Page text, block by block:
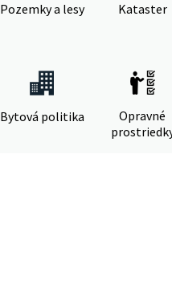
Pozemky a lesy Kataster
Bytová politika
Opravné